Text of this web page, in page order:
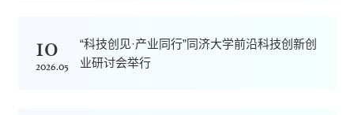
10
2026.05
“科技创见·产业同行”同济大学前沿科技创新创
业研讨会举行